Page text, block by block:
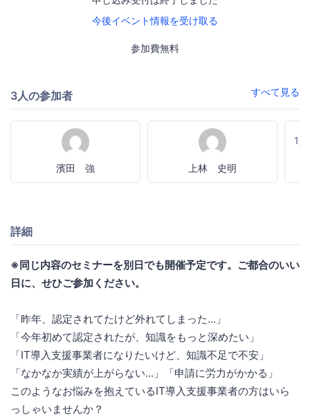
今後イベント情報を受け取る
参加費無料
3人の参加者 すべて見る
濱田 強 上林 史明
1
詳細
※同じ内容のセミナーを別日でも開催予定です。ご都合のいい
日に、せひご参加ください。
「昨年、認定されてたけど外れてしまった...」
「今年初めて認定されたが、知識をもっと深めたい」
「IT導入支援事業者になりたいけど、知識不足で不安」
「なかなか実績が上がらない...」「申請に労力がかかる」
このようなお悩みを抱えているIT導入支援事業者の方はいら
っしゃいませんか？